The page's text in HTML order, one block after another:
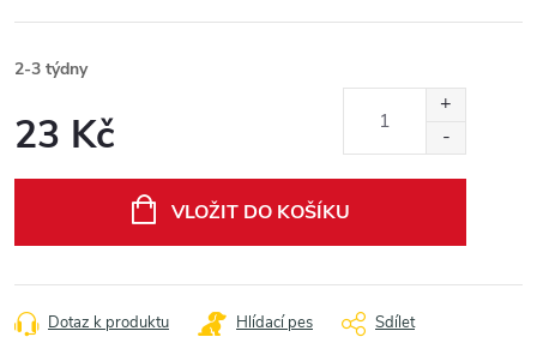
2-3 týdny
23 Kč
VLOŽIT DO KOŠÍKU
Dotaz k produktu Hlídací pes Sdílet